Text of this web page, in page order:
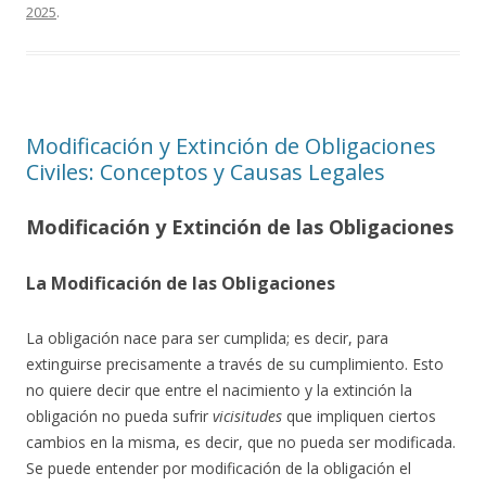
2025.
Modificación y Extinción de Obligaciones
Civiles: Conceptos y Causas Legales
Modificación y Extinción de las Obligaciones
La Modificación de las Obligaciones
La obligación nace para ser cumplida; es decir, para
extinguirse precisamente a través de su cumplimiento. Esto
no quiere decir que entre el nacimiento y la extinción la
obligación no pueda sufrir vicisitudes que impliquen ciertos
cambios en la misma, es decir, que no pueda ser modificada.
Se puede entender por modificación de la obligación el